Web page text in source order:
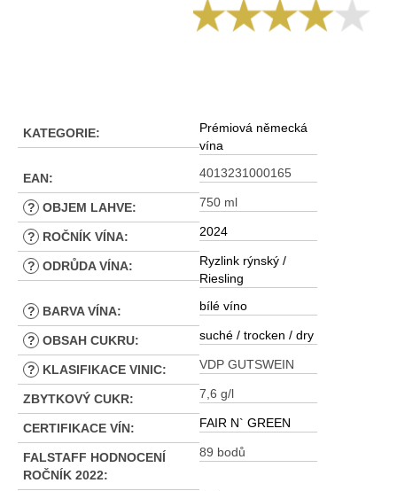
KATEGORIE:
Prémiová německá
vína
EAN: 4013231000165
? OBJEM LAHVE: 750 ml
? ROČNÍK VÍNA: 2024
? ODRŮDA VÍNA:
Ryzlink rýnský /
Riesling
? BARVA VÍNA: bílé víno
? OBSAH CUKRU: suché / trocken / dry
? KLASIFIKACE VINIC: VDP GUTSWEIN
ZBYTKOVÝ CUKR: 7,6 g/l
CERTIFIKACE VÍN: FAIR N` GREEN
FALSTAFF HODNOCENÍ
ROČNÍK 2022:
89 bodů